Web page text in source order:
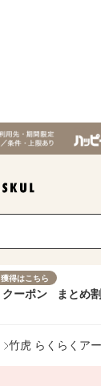
獲得はこちら
クーポン まとめ割
竹虎 らくらくア